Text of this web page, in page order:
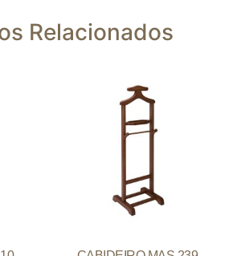
Relacionados